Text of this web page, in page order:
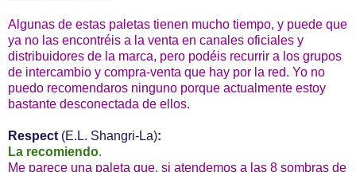
Algunas de estas paletas tienen mucho tiempo, y puede que
ya no las encontréis a la venta en canales oficiales y
distribuidores de la marca, pero podéis recurrir a los grupos
de intercambio y compra-venta que hay por la red. Yo no
puedo recomendaros ninguno porque actualmente estoy
bastante desconectada de ellos.
Respect (E.L. Shangri-La):
La recomiendo.
Me parece una paleta que, si atendemos a las 8 sombras de